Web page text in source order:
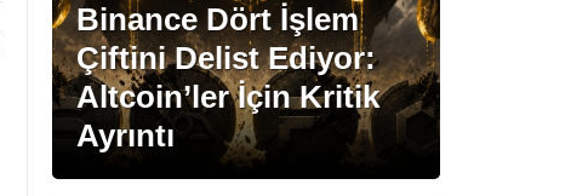
Facebook
Instagram
Binance Dört İşlem
Çiftini Delist Ediyor:
Altcoin’ler İçin Kritik
Ayrıntı